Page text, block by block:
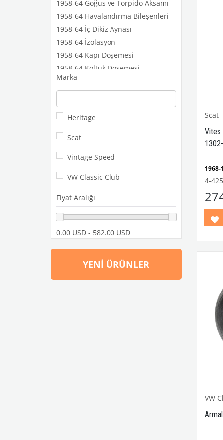
1958-64 Göğüs ve Torpido Aksamı
1958-64 Havalandırma Bileşenleri
1958-64 İç Dikiz Aynası
1958-64 İzolasyon
1958-64 Kapı Döşemesi
1958-64 Koltuk Döşemesi
1958-64 Pedal
1958-64 Tavan ve Taban Döşemesi
1958-64 Tesisat Kapağı
1958-64 Vites Kolu ve Topuzu
Marka
Heritage
Scat
Vintage Speed
VW Classic Club
Fiyat Aralığı
0.00 USD - 582.00 USD
YENI ÜRÜNLER
Scat
Vites
4-
VW